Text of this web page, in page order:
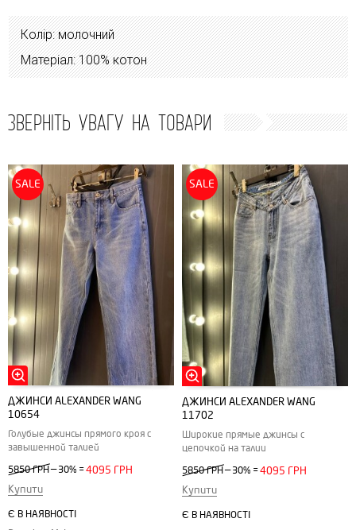
Колір: молочний
Матеріал: 100% котон
ЗВЕРНІТЬ УВАГУ НА ТОВАРИ
SALE
ДЖИНСИ ALEXANDER WANG
10654
Голубые джинсы прямого кроя с
завышенной талией
5850 ГРН — 30% =4095 ГРН
Купити
Є В НАЯВНОСТІ
SALE
ДЖИНСИ ALEXANDER WANG
11702
Широкие прямые джинсы с
цепочкой на талии
5850 ГРН— 30% =4095 ГРН
Купити
Є В НАЯВНОСТІ